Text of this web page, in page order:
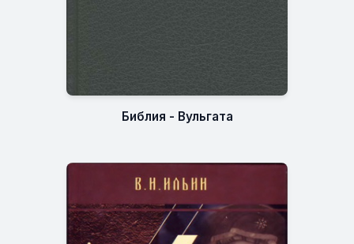
Библия - Вульгата